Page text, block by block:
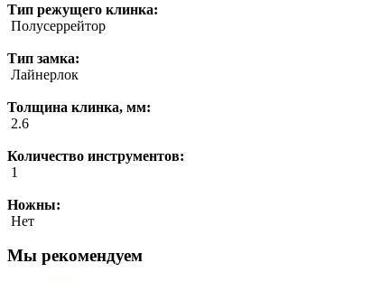
Тип режущего клинка:
Полусеррейтор
Тип замка:
Лайнерлок
Толщина клинка, мм:
2.6
Количество инструментов:
1
Ножны:
Нет
Мы рекомендуем